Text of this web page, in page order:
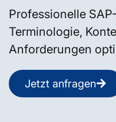
Professionelle
Terminologie,
Anforderungen
Jetzt anfragen